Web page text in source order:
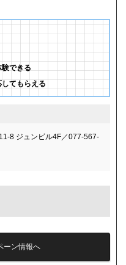
できる
てもらえる
8 ジュンビル4F／077-567-
ーン情報へ